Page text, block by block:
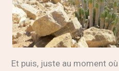
Et puis, juste au moment